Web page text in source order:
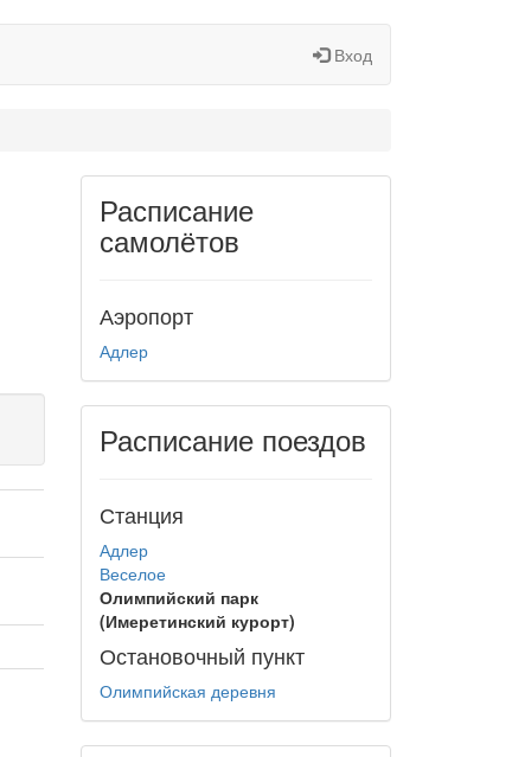
Вход
Расписание
самолётов
Аэропорт
Адлер
Расписание поездов
Станция
Адлер
Веселое
Олимпийский парк
(Имеретинский курорт)
Остановочный пункт
Олимпийская деревня